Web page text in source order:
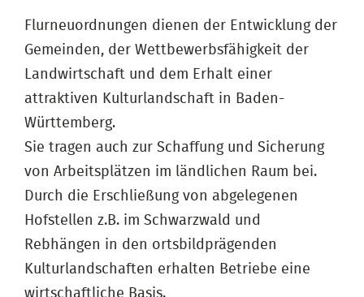
Flurneuordnungen dienen der Entwicklung der
Gemeinden, der Wettbewerbsfähigkeit der
Landwirtschaft und dem Erhalt einer
attraktiven Kulturlandschaft in Baden-
Württemberg.
Sie tragen auch zur Schaffung und Sicherung
von Arbeitsplätzen im ländlichen Raum bei.
Durch die Erschließung von abgelegenen
Hofstellen z.B. im Schwarzwald und
Rebhängen in den ortsbildprägenden
Kulturlandschaften erhalten Betriebe eine
wirtschaftliche Basis.